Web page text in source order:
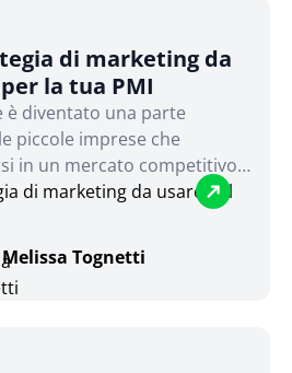
di marketing da
la tua PMI
è diventato una parte
piccole imprese che
in un mercato competitivo.
sentono il peso di
che dispongono di
buona notizia? Con
e strumenti a
una piccola impresa può
Melissa Tognetti